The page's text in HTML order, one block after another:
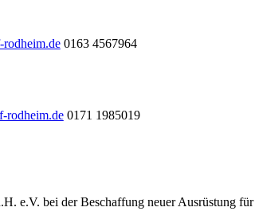
0163 4567964
rodheim.de0171 1985019
e.V. bei der Beschaffung neuer Ausrüstung